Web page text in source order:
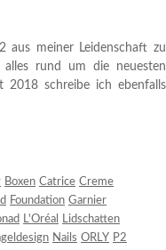
aus meiner Leidenschaft zu
rund um die neuesten
2018 schreibe ich ebenfalls
Boxen Catrice Creme
Foundation Garnier
L'Oréal
Lidschatten
Nails ORLY P2